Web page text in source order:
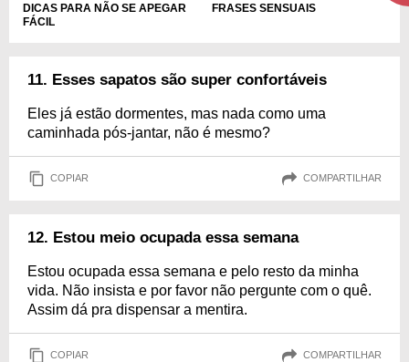
DICAS PARA NÃO SE APEGAR
FÁCIL
FRASES SENSUAIS
11. Esses sapatos são super confortáveis
Eles já estão dormentes, mas nada como uma
caminhada pós-jantar, não é mesmo?
COPIAR COMPARTILHAR
12. Estou meio ocupada essa semana
Estou ocupada essa semana e pelo resto da minha
vida. Não insista e por favor não pergunte com o quê.
Assim dá pra dispensar a mentira.
COPIAR COMPARTILHAR